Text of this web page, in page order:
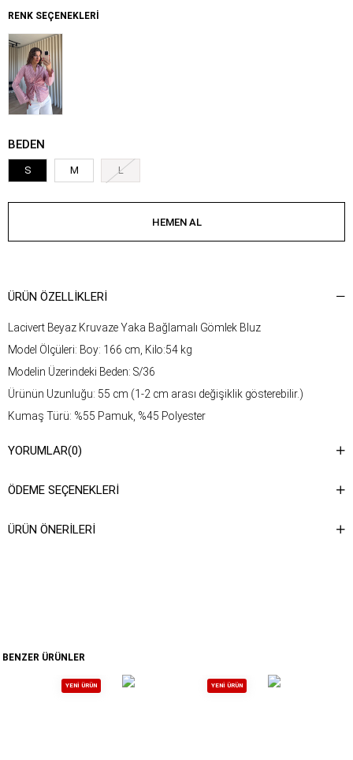
RENK SEÇENEKLERI
BEDEN
S M L
ÜRÜN ÖZELLIKLERI
Lacivert Beyaz Kruvaze Yaka Bağlamalı Gömlek Bluz
Model Ölçüleri: Boy: 166 cm, Kilo:54 kg
Modelin Üzerindeki Beden: S/36
Ürünün Uzunluğu: 55 cm (1-2 cm arası değişiklik gösterebilir.)
Kumaş Türü: %55 Pamuk, %45 Polyester
talimatına ulaşabilirsiniz.
YORUMLAR(0)
ÖDEME SEÇENEKLERI
ÜRÜN ÖNERILERI
BENZER ÜRÜNLER
YENI ÜRÜN YENI ÜRÜN